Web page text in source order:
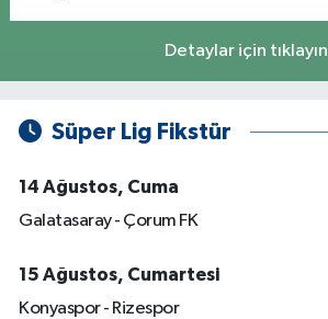
Detaylar için tıklayın
Süper Lig Fikstür
14 Ağustos, Cuma
Galatasaray - Çorum FK
15 Ağustos, Cumartesi
Konyaspor - Rizespor